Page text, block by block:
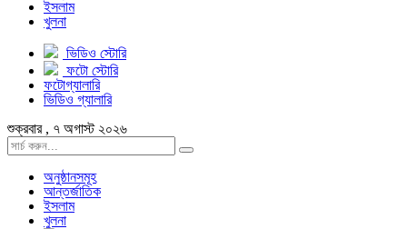
ইসলাম
খুলনা
ভিডিও স্টোরি
ফটো স্টোরি
ফটোগ্যালারি
ভিডিও গ্যালারি
শুক্রবার , ৭ অগাস্ট ২০২৬
অনুষ্ঠানসমূহ
আন্তর্জাতিক
ইসলাম
খুলনা